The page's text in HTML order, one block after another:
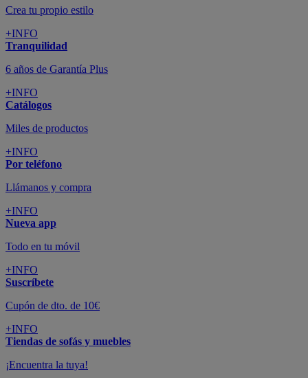
Crea tu propio estilo
+INFO
Tranquilidad
6 años de Garantía Plus
+INFO
Catálogos
Miles de productos
+INFO
Por teléfono
Llámanos y compra
+INFO
Nueva app
Todo en tu móvil
+INFO
Suscríbete
Cupón de dto. de 10€
+INFO
Tiendas de sofás y muebles
¡Encuentra la tuya!